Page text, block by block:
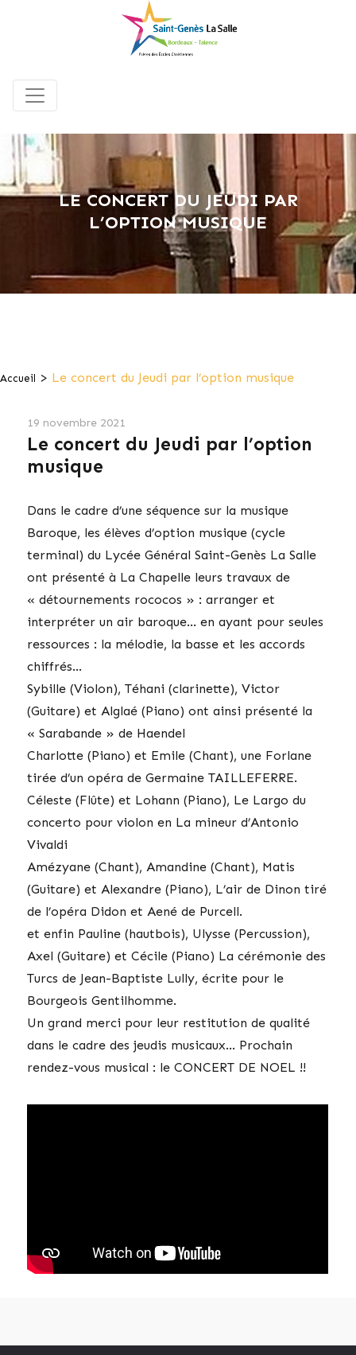
LE CONCERT DU JEUDI PAR
L’OPTION MUSIQUE
Accueil > Le concert du Jeudi par l’option musique
19 novembre 2021
Le concert du Jeudi par l’option
musique
Dans le cadre d’une séquence sur la musique
Baroque, les élèves d’option musique (cycle
terminal) du Lycée Général Saint-Genès La Salle
ont présenté à La Chapelle leurs travaux de
« détournements rococos » : arranger et
interpréter un air baroque… en ayant pour seules
ressources : la mélodie, la basse et les accords
chiffrés…
Sybille (Violon), Téhani (clarinette), Victor
(Guitare) et Alglaé (Piano) ont ainsi présenté la
« Sarabande » de Haendel
Charlotte (Piano) et Emile (Chant), une Forlane
tirée d’un opéra de Germaine TAILLEFERRE.
Céleste (Flûte) et Lohann (Piano), Le Largo du
concerto pour violon en La mineur d’Antonio
Vivaldi
Amézyane (Chant), Amandine (Chant), Matis
(Guitare) et Alexandre (Piano), L’air de Dinon tiré
de l’opéra Didon et Aené de Purcell.
et enfin Pauline (hautbois), Ulysse (Percussion),
Axel (Guitare) et Cécile (Piano) La cérémonie des
Turcs de Jean-Baptiste Lully, écrite pour le
Bourgeois Gentilhomme.
Un grand merci pour leur restitution de qualité
dans le cadre des jeudis musicaux… Prochain
rendez-vous musical : le CONCERT DE NOEL !!